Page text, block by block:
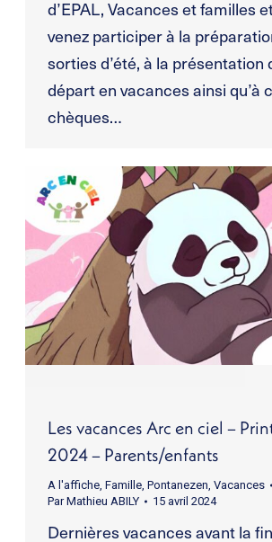
d’EPAL, Vacances et familles
venez participer à la
sorties d’été, à la présentation
départ en vacances ainsi qu’à
chèques…
Les vacances Arc en ciel –
2024 – Parents/enfants
A l'affiche, Famille, Pontanezen Vacances
ParMathieu ABILY 15 avril 2024
Dernières vacances avant la